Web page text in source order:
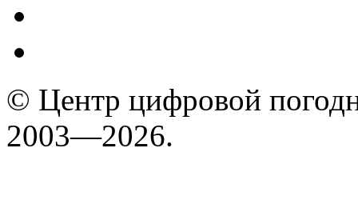
© Центр цифровой
2003—2026.